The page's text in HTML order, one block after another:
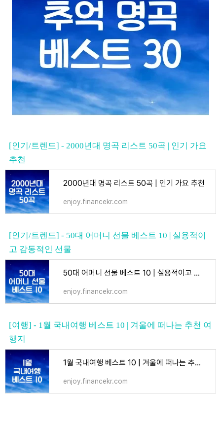
[인기/트렌드] - 2000년대 명곡 리스트 50곡 | 인기 가요
추천
2000년대 명곡 리스트 50곡 | 인기 가요 추천
enjoy.financekr.com
[인기/트렌드] - 50대 어머니 선물 베스트 10 | 실용적이
고 감동적인 선물
50대 어머니 선물 베스트 10 | 실용적이고 감동적인 선물
enjoy.financekr.com
[여행] - 1월 국내여행 베스트 10 | 겨울에 떠나는 추천 여
행지
1월 국내여행 베스트 10 | 겨울에 떠나는 추천 여행지
enjoy.financekr.com